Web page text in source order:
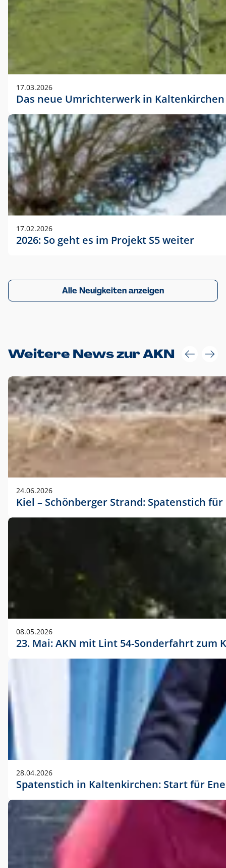
17.03.2026
Das neue Umrichterwerk in Kaltenkirchen
17.02.2026
2026: So geht es im Projekt S5 weiter
Alle Neuigkeiten anzeigen
Weitere News zur AKN
24.06.2026
Kiel – Schönberger Strand: Spatenstich
08.05.2026
23. Mai: AKN mit Lint 54-Sonderfahrt
28.04.2026
Spatenstich in Kaltenkirchen: Start für